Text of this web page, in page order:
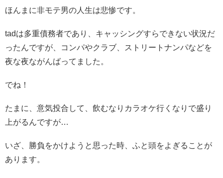
ほんまに非モテ男の人生は悲惨です。
tadは多重債務者であり、キャッシングすらできない状況だ
ったんですが、コンパやクラブ、ストリートナンパなどを
夜な夜ながんばってました。
でね！
たまに、意気投合して、飲むなりカラオケ行くなりで盛り
上がるんですが…
いざ、勝負をかけようと思った時、ふと頭をよぎることが
あります。